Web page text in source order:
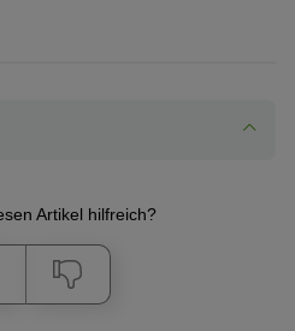
Artikel hilfreich?